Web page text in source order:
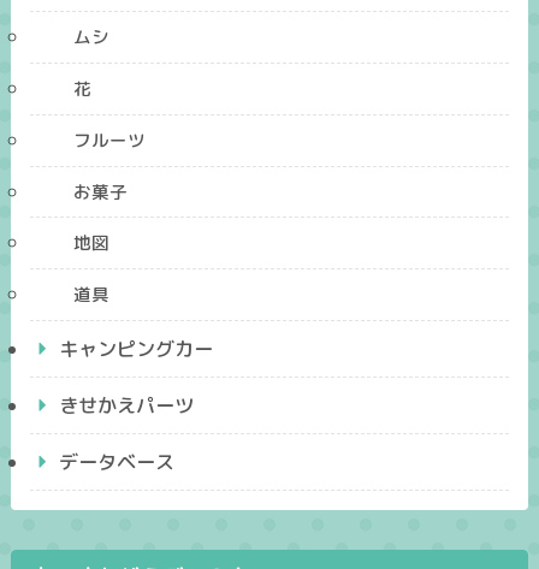
ムシ
花
フルーツ
お菓子
地図
道具
キャンピングカー
きせかえパーツ
データベース